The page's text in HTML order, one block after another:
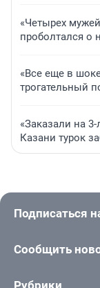
«Четырех
проболтался о
«Все еще в
трогательный
«Заказали на
Казани турок
Подписаться
Сообщить